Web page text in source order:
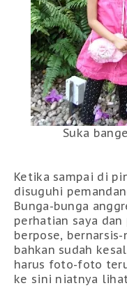
Suka
Ketika sampai di
disuguhi
Bunga-bunga
perhatian saya
berpose,
bahkan sudah
harus foto-foto
ke sini niatnya